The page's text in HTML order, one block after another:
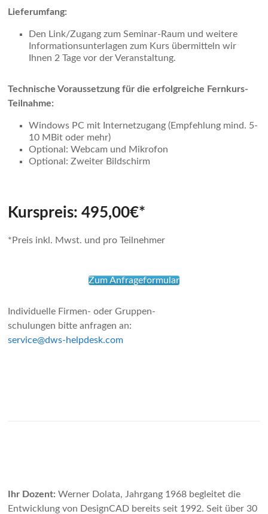
Lieferumfang:
Den Link/Zugang zum Seminar-Raum und weitere
Informationsunterlagen zum Kurs übermitteln wir
Ihnen 2 Tage vor der Veranstaltung.
Technische Voraussetzung für die erfolgreiche Fernkurs-
Teilnahme:
Windows PC mit Internetzugang (Empfehlung mind. 5-
10 MBit oder mehr)
Optional: Webcam und Mikrofon
Optional: Zweiter Bildschirm
Kurspreis: 495,00€*
*Preis inkl. Mwst. und pro Teilnehmer
Zum Anfrageformular
Individuelle Firmen- oder Gruppen-
schulungen bitte anfragen an:
service@dws-helpdesk.com
Ihr Dozent: Werner Dolata, Jahrgang 1968 begleitet die
Entwicklung von DesignCAD bereits seit 1992. Seit über 30